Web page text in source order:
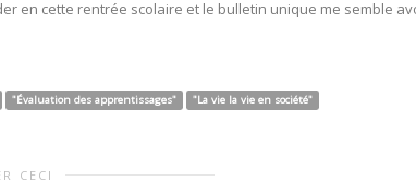
en cette rentrée scolaire et le bulletin unique me semble
"Évaluation des apprentissages"
"La vie la vie en société"
CECI